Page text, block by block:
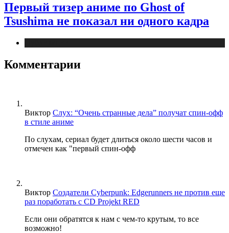
Первый тизер аниме по Ghost of
Tsushima не показал ни одного кадра
Комментарии
Виктор Слух: “Очень странные дела” получат спин-офф
в стиле аниме
По слухам, сериал будет длиться около шести часов и
отмечен как "первый спин-офф
Виктор Создатели Cyberpunk: Edgerunners не против еще
раз поработать с CD Projekt RED
Если они обратятся к нам с чем-то крутым, то все
возможно!